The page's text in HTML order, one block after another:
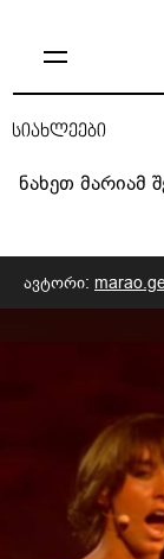
სიახლეები
ნახეთ მარიამ
ავტორი: